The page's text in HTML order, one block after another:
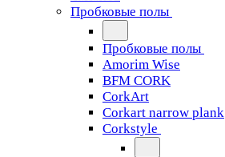
Пробковые полы
Пробковые полы
Amorim Wise
BFM CORK
CorkArt
Corkart narrow plank
Corkstyle